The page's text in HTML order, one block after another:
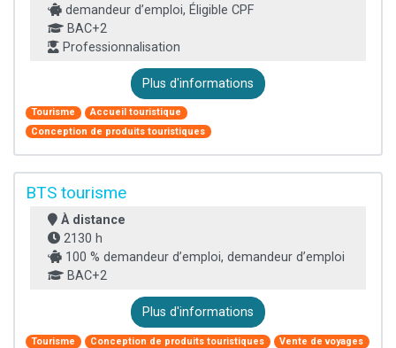
demandeur d’emploi, Éligible CPF
BAC+2
Professionnalisation
Plus d'informations
Tourisme
Accueil touristique
Conception de produits touristiques
BTS tourisme
À distance
2130 h
100 % demandeur d’emploi, demandeur d’emploi
BAC+2
Plus d'informations
Tourisme Conception de produits touristiques Vente de voyages